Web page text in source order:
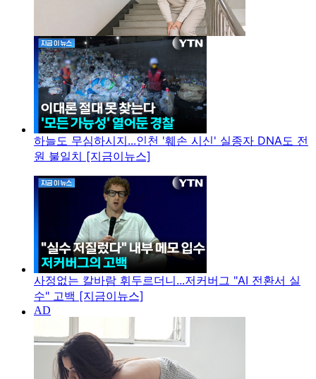
하늘도 무심하시지...인천 '훼손 시신' 실종자 DNA도 전
원 불일치 [지금이뉴스]
사정없는 칼바람 휘두르더니...저커버그 "AI 전환서 실
수" 고백 [지금이뉴스]